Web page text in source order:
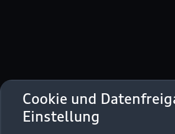
Cookie und
Einstellung
Hohe Straße 10 - 14
59065 Hamm